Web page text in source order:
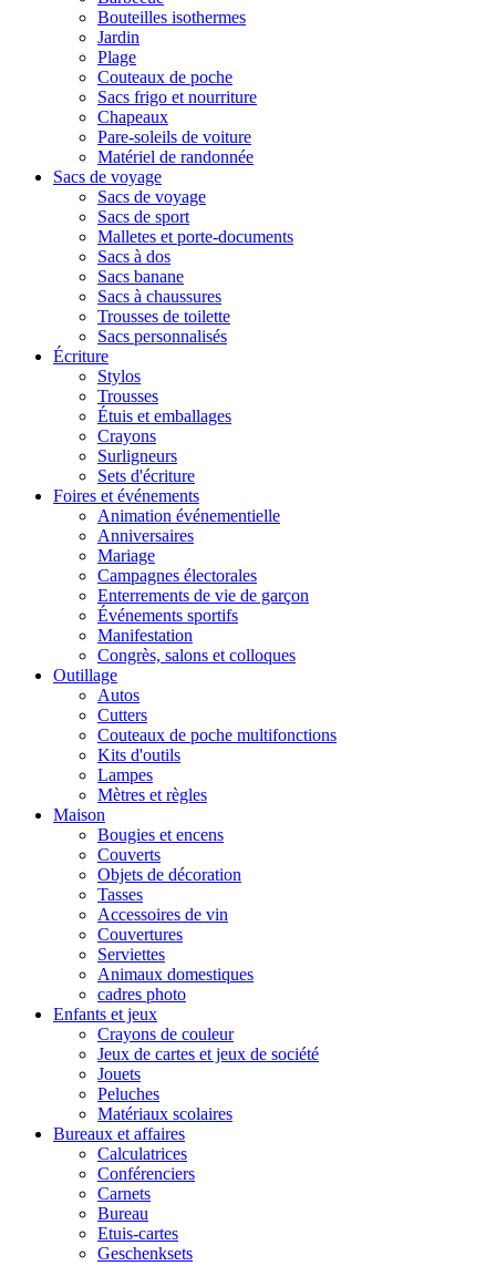
Bouteilles isothermes
Jardin
Plage
Couteaux de poche
Sacs frigo et nourriture
Chapeaux
Pare-soleils de voiture
Matériel de randonnée
Sacs de voyage
Sacs de voyage
Sacs de sport
Malletes et porte-documents
Sacs à dos
Sacs banane
Sacs à chaussures
Trousses de toilette
Sacs personnalisés
Écriture
Stylos
Trousses
Étuis et emballages
Crayons
Surligneurs
Sets d'écriture
Foires et événements
Animation événementielle
Anniversaires
Mariage
Campagnes électorales
Enterrements de vie de garçon
Événements sportifs
Manifestation
Congrès, salons et colloques
Outillage
Autos
Cutters
Couteaux de poche multifonctions
Kits d'outils
Lampes
Mètres et règles
Maison
Bougies et encens
Couverts
Objets de décoration
Tasses
Accessoires de vin
Couvertures
Serviettes
Animaux domestiques
cadres photo
Enfants et jeux
Crayons de couleur
Jeux de cartes et jeux de société
Jouets
Peluches
Matériaux scolaires
Bureaux et affaires
Calculatrices
Conférenciers
Carnets
Bureau
Etuis-cartes
Geschenksets